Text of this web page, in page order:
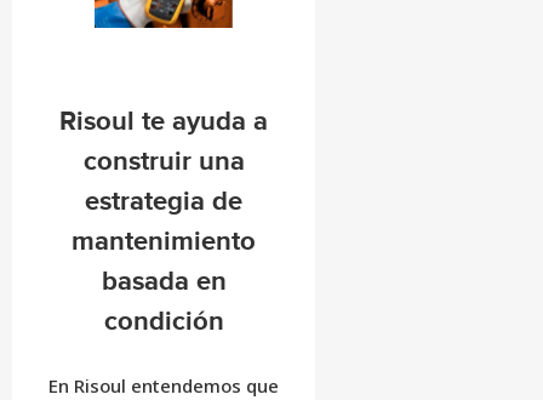
Risoul te ayuda a
construir una
estrategia de
mantenimiento
basada en
condición
En Risoul entendemos que